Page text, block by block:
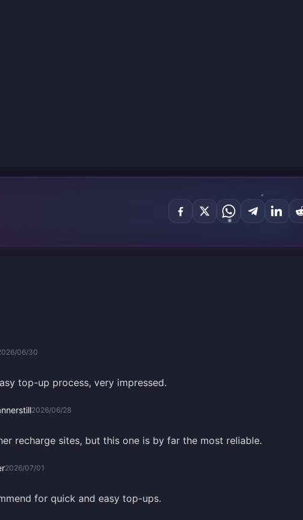
06/30
top-up process, very impressed.
2026/06/28
recharge sites, but this one is by far the most reliable.
2026/07/01
for quick and easy top-ups.